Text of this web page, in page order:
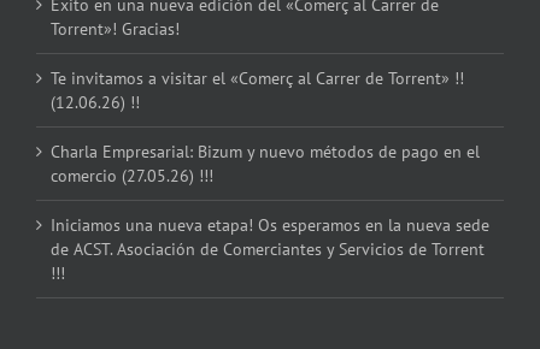
Torrent»! Gracias!
Te invitamos a visitar el «Comerç al Carrer de Torrent» !!
(12.06.26) !!
Charla Empresarial: Bizum y nuevo métodos de pago en el
comercio (27.05.26) !!!
Iniciamos una nueva etapa! Os esperamos en la nueva sede
de ACST. Asociación de Comerciantes y Servicios de Torrent
!!!